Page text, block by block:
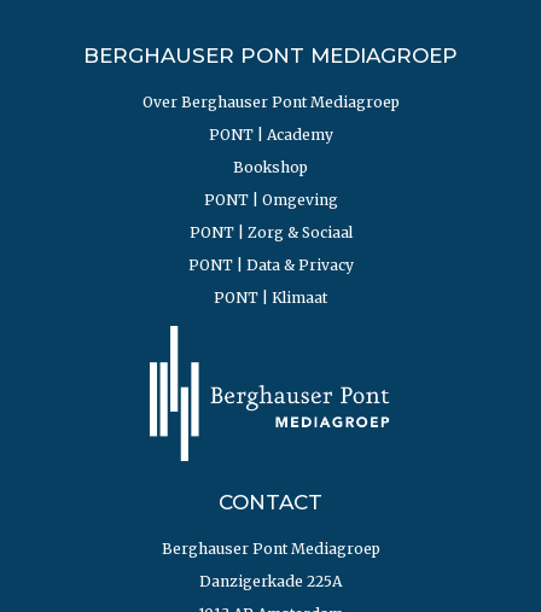
BERGHAUSER PONT MEDIAGROEP
Over Berghauser Pont Mediagroep
PONT | Academy
Bookshop
PONT | Omgeving
PONT | Zorg & Sociaal
PONT | Data & Privacy
PONT | Klimaat
CONTACT
Berghauser Pont Mediagroep
Danzigerkade 225A